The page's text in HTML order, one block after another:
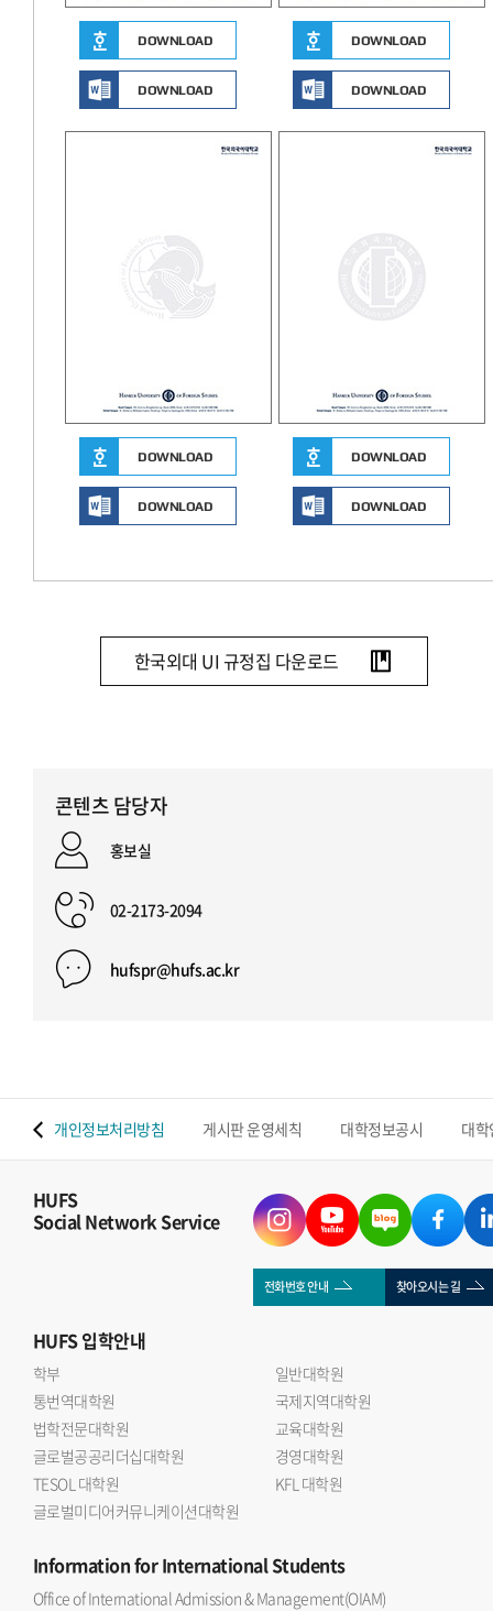
DOWNLOAD
DOWNLOAD
DOWNLOAD
DOWNLOAD
DOWNLOAD
DOWNLOAD
DOWNLOAD
DOWNLOAD
한국외대 UI 규정집 다운로드
콘텐츠 담당자
홍보실
02-2173-2094
hufspr@hufs.ac.kr
개인정보처리방침 게시판 운영세칙 대학정보공시 대
HUFS
Social Network Service
전화번호 안내 찾아오시는 길
HUFS입학안내
학부
일반대학원
통번역대학원
국제지역대학원
법학전문대학원
교육대학원
글로벌공공리더십대학원
경영대학원
TESOL 대학원
KFL 대학원
글로벌미디어커뮤니케이션대학원
Informationfor International Students
Office of International Admission & Management(OIAM)